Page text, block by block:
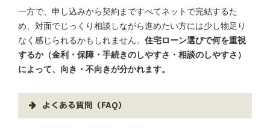
一方で、申し込みから契約まですべてネットで完結するた
め、対面でじっくり相談しながら進めたい方には少し物足り
なく感じられるかもしれません。 住宅ローン選びで何を重視
するか（金利・保障・手続きのしやすさ・相談のしやすさ）
によって、向き・不向きが分かれます。
よくある質問（FAQ）